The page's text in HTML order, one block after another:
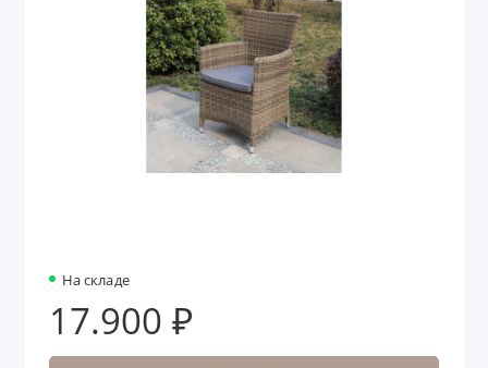
На складе
17.900 ₽